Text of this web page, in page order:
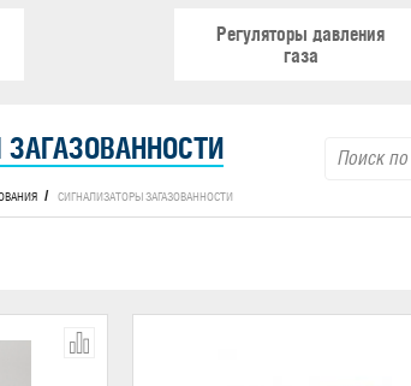
Регуляторы давления
газа
СИГНАЛИЗАТОРЫ ЗАГАЗОВАННОСТИ